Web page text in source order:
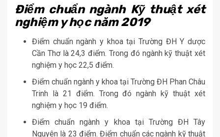
Điểm chuẩn ngành Kỹ thuật xét
nghiệm y học năm 2019
Điểm chuẩn ngành y khoa tại Trường ĐH Y dược
Cần Thơ là 24,3 điểm. Trong đó ngành kỹ thuật xét
nghiệm y học 22,5 điểm.
Điểm chuẩn ngành y khoa tại Trường ĐH Phan Châu
Trinh là 21 điểm. Trong đó ngành kỹ thuật xét
nghiệm y học 19 điểm.
Điểm chuẩn ngành y khoa tại Trường ĐH Tây
Nguyên là 23 điểm. Điểm chuẩn các ngành kỹ thuật